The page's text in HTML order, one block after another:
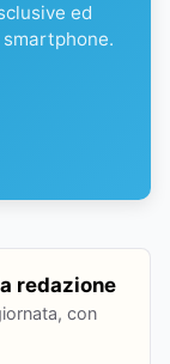
ed
redazione
con